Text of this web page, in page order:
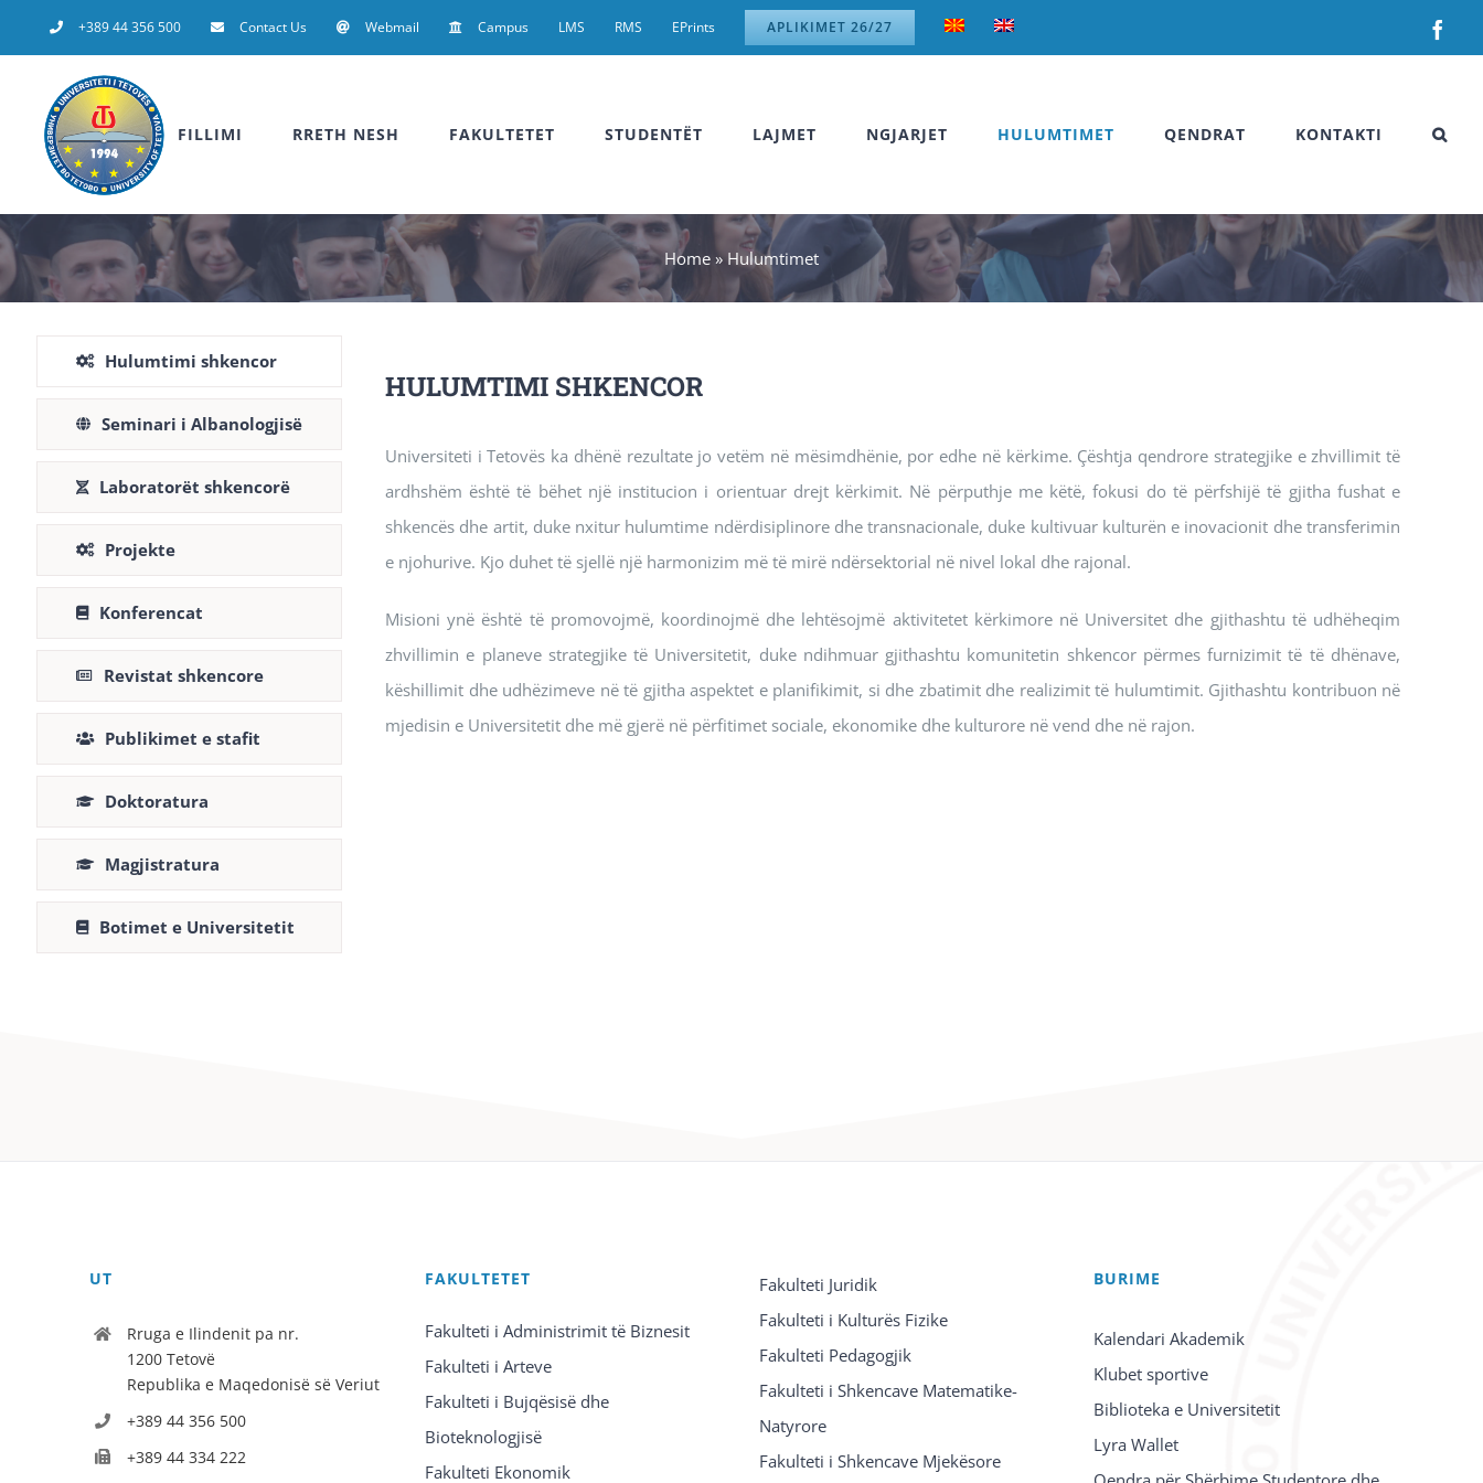
to
+389 44 356 500 Contact Us Webmail Campus LMS RMS EPrints APLIKIMET 26/27
FILLIMI RRETH NESH FAKULTETET STUDENTËT LAJMET NGJARJET HULUMTIMET QENDRAT KONTAKTI
Home »Hulumtimet
Hulumtimi shkencor
Seminari i Albanologjisë
Laboratorët shkencorë
Projekte
Konferencat
Revistat shkencore
Publikimet e stafit
Doktoratura
Magjistratura
Botimet e Universitetit
HULUMTIMI SHKENCOR
Universiteti i Tetovës ka dhënë rezultate jo vetëm në mësimdhënie, por edhe në kërkime. Çështja qendrore strategjike e zhvillimit të
ardhshëm është të bëhet një institucion i orientuar drejt kërkimit. Në përputhje me këtë, fokusi do të përfshijë të gjitha fushat e
shkencës dhe artit, duke nxitur hulumtime ndërdisiplinore dhe transnacionale, duke kultivuar kulturën e inovacionit dhe transferimin
e njohurive. Kjo duhet të sjellë një harmonizim më të mirë ndërsektorial në nivel lokal dhe rajonal.
Misioni ynë është të promovojmë, koordinojmë dhe lehtësojmë aktivitetet kërkimore në Universitet dhe gjithashtu të udhëheqim
zhvillimin e planeve strategjike të Universitetit, duke ndihmuar gjithashtu komunitetin shkencor përmes furnizimit të të dhënave,
këshillimit dhe udhëzimeve në të gjitha aspektet e planifikimit, si dhe zbatimit dhe realizimit të hulumtimit. Gjithashtu kontribuon në
mjedisin e Universitetit dhe më gjerë në përfitimet sociale, ekonomike dhe kulturore në vend dhe në rajon.
UT
Rruga e Ilindenit pa nr.
1200 Tetovë
Republika e Maqedonisë së Veriut
+389 44 356 500
+389 44 334 222
FAKULTETET
Fakulteti i Administrimit të Biznesit
Fakulteti i Arteve
Fakulteti i Bujqësisë dhe
Bioteknologjisë
Fakulteti Ekonomik
Fakulteti Juridik
Fakulteti i Kulturës Fizike
Fakulteti Pedagogjik
Fakulteti i Shkencave Matematike-
Natyrore
Fakulteti i Shkencave Mjekësore
BURIME
Kalendari Akademik
Klubet sportive
Biblioteka e Universitetit
Lyra Wallet